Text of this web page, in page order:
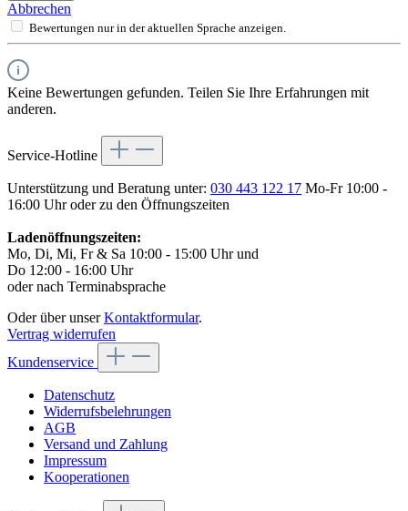
Abbrechen
Bewertungen nur in der aktuellen Sprache anzeigen.
Keine Bewertungen gefunden. Teilen Sie Ihre Erfahrungen mit
anderen.
Service-Hotline
Unterstützung und Beratung unter: 030 443 122 17 Mo-Fr 10:00 -
16:00 Uhr oder zu den Öffnungszeiten
Ladenöffnungszeiten:
Mo, Di, Mi, Fr & Sa 10:00 - 15:00 Uhr und
Do 12:00 - 16:00 Uhr
oder nach Terminabsprache
Oder über unserKontaktformular.
Vertrag widerrufen
Kundenservice
Datenschutz
Widerrufsbelehrungen
AGB
Versand und Zahlung
Impressum
Kooperationen